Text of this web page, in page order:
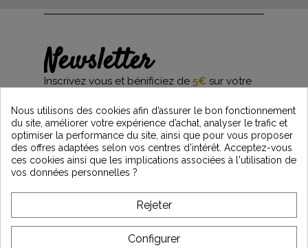
Newsletter
Inscrivez vous et bénificiez de 5€ sur votre
et restez informés des dernières nouveautés
Vintage Motors
*Dès 99€ d'achat. En vous abonnant à notre newsletter, vous reconnaissez avoir pris
l'acceptez.
A PROPOS DE VINTAGE
Nous utilisons des cookies afin d’assurer le bon fonctionnement
du site, améliorer votre expérience d’achat, analyser le trafic et
optimiser la performance du site, ainsi que pour vous proposer
des offres adaptées selon vos centres d’intérêt. Acceptez-vous
ces cookies ainsi que les implications associées à l'utilisation de
vos données personnelles ?
Rejeter
Configurer